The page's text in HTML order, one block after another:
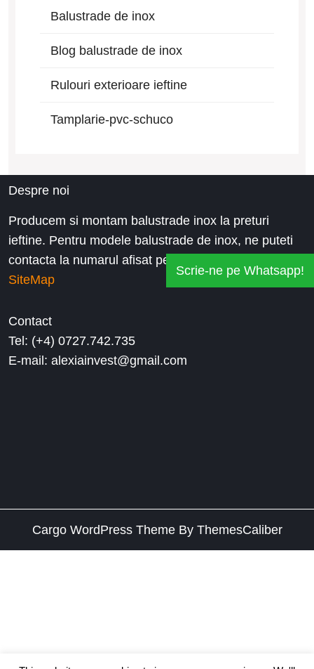
Balustrade de inox
Blog balustrade de inox
Rulouri exterioare ieftine
Tamplarie-pvc-schuco
Despre noi
Producem si montam balustrade inox la preturi
ieftine. Pentru modele balustrade de inox, ne puteti
contacta la numarul afisat pe website.
SiteMap
Contact
Tel: (+4) 0727.742.735
E-mail: alexiainvest@gmail.com
Cargo WordPress ThemeBy ThemesCaliber
Scrie-ne pe Whatsapp!